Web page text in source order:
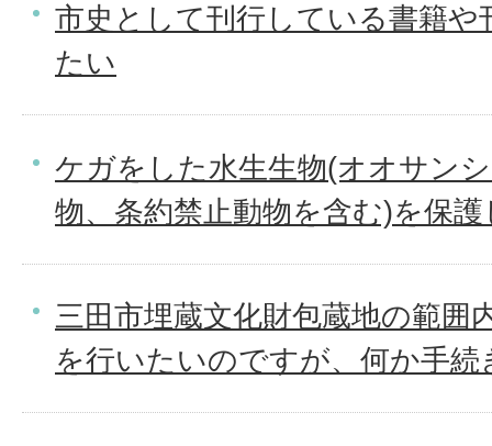
市史として刊行している書籍や
たい
ケガをした水生生物(オオサン
物、条約禁止動物を含む)を保
三田市埋蔵文化財包蔵地の範囲
を行いたいのですが、何か手